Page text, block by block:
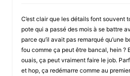
C’est clair que les détails font souvent
pote qui a passé des mois à se battre
parce qu’il avait pas remarqué qu’une
fou comme ça peut être bancal, hein ?
ouais, ça peut vraiment faire le job.
et hop, ça redémarre comme au